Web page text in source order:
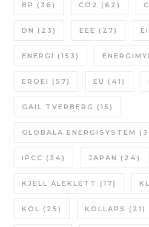
BP (36) CO2 (62)
DN (23) EEE (27)
ENERGI (153)
EROEI (57) EU (41)
GAIL TVERBERG (15)
GLOBALA ENERGISYSTEM
IPCC (34) JAPAN (24)
KJELL ALEKLETT (17)
KOL (25) KOLLAPS (21)